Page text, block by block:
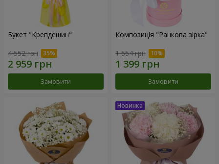
Букет "Крепдешин"
4 552 грн
Замовити
Композиція "Ранкова зірка"
1 554 грн
Замовити